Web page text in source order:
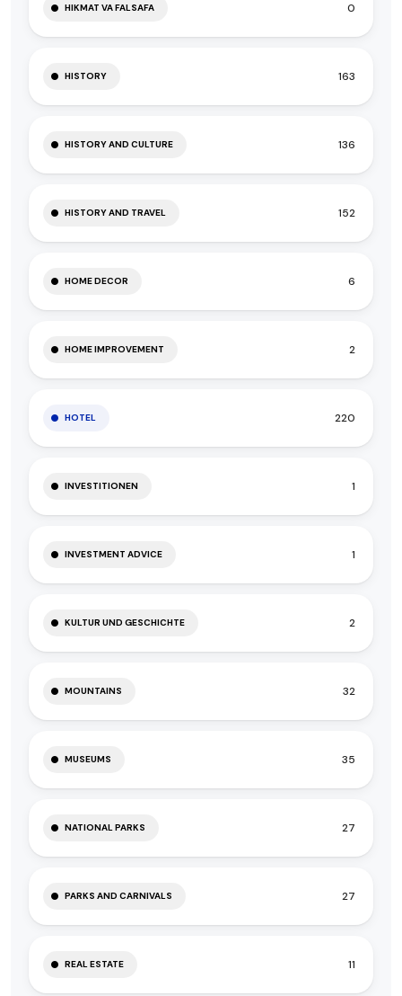
HIKMAT VA FALSAFA 0
HISTORY 163
HISTORY AND CULTURE 136
HISTORY AND TRAVEL 152
HOME DECOR 6
HOME IMPROVEMENT 2
HOTEL 220
INVESTITIONEN 1
INVESTMENT ADVICE 1
KULTUR UND GESCHICHTE 2
MOUNTAINS 32
MUSEUMS 35
NATIONAL PARKS 27
PARKS AND CARNIVALS 27
REAL ESTATE 11